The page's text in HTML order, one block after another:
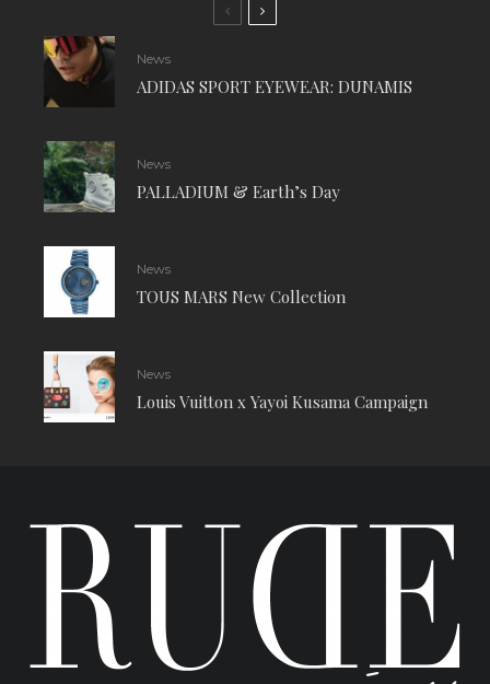
News
ADIDAS SPORT EYEWEAR: DUNAMIS
News
PALLADIUM & Earth’s Day
News
TOUS MARS New Collection
News
Louis Vuitton x Yayoi Kusama Campaign